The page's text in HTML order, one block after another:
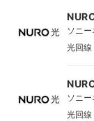
ソニ
光回線
ソニ
光回線